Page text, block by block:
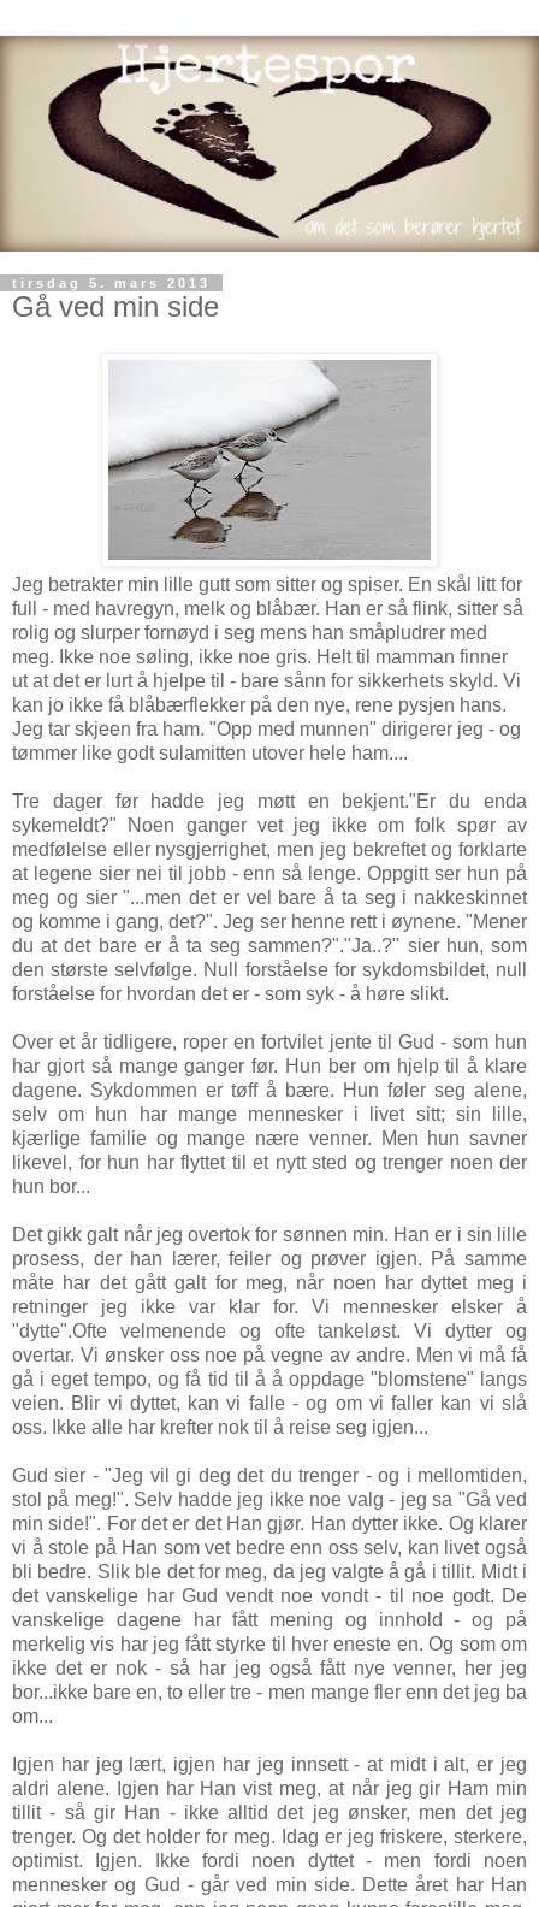
tirsdag 5. mars 2013
Gå ved min side
Jeg betrakter min lille gutt som sitter og spiser. En skål litt for
full - med havregyn, melk og blåbær. Han er så flink, sitter så
rolig og slurper fornøyd i seg mens han småpludrer med
meg. Ikke noe søling, ikke noe gris. Helt til mamman finner
ut at det er lurt å hjelpe til - bare sånn for sikkerhets skyld. Vi
kan jo ikke få blåbærflekker på den nye, rene pysjen hans.
Jeg tar skjeen fra ham. "Opp med munnen" dirigerer jeg - og
tømmer like godt sulamitten utover hele ham....
Tre dager før hadde jeg møtt en bekjent."Er du enda
sykemeldt?" Noen ganger vet jeg ikke om folk spør av
medfølelse eller nysgjerrighet, men jeg bekreftet og forklarte
at legene sier nei til jobb - enn så lenge. Oppgitt ser hun på
meg og sier "...men det er vel bare å ta seg i nakkeskinnet
og komme i gang, det?". Jeg ser henne rett i øynene. "Mener
du at det bare er å ta seg sammen?"."Ja..?" sier hun, som
den største selvfølge. Null forståelse for sykdomsbildet, null
forståelse for hvordan det er - som syk - å høre slikt.
Over et år tidligere, roper en fortvilet jente til Gud - som hun
har gjort så mange ganger før. Hun ber om hjelp til å klare
dagene. Sykdommen er tøff å bære. Hun føler seg alene,
selv om hun har mange mennesker i livet sitt; sin lille,
kjærlige familie og mange nære venner. Men hun savner
likevel, for hun har flyttet til et nytt sted og trenger noen der
hun bor...
Det gikk galt når jeg overtok for sønnen min. Han er i sin lille
prosess, der han lærer, feiler og prøver igjen. På samme
måte har det gått galt for meg, når noen har dyttet meg i
retninger jeg ikke var klar for. Vi mennesker elsker å
"dytte".Ofte velmenende og ofte tankeløst. Vi dytter og
overtar. Vi ønsker oss noe på vegne av andre. Men vi må få
gå i eget tempo, og få tid til å å oppdage "blomstene" langs
veien. Blir vi dyttet, kan vi falle - og om vi faller kan vi slå
oss.
Ikke alle har krefter nok til å reise seg igjen...
Gud sier - "Jeg vil gi deg det du trenger - og i mellomtiden,
stol på meg!". Selv hadde jeg ikke noe valg - jeg sa "Gå ved
min side!". For det er det Han gjør. Han dytter ikke. Og klarer
vi å stole på Han som vet bedre enn oss selv, kan livet også
bli bedre. Slik ble det for meg, da jeg valgte å gå i tillit. Midt i
det vanskelige har Gud vendt noe vondt - til noe godt. De
vanskelige dagene har fått mening og innhold - og på
merkelig vis har jeg fått styrke til hver eneste en. Og som om
ikke det er nok - så har jeg også fått nye venner, her jeg
bor...ikke bare en, to eller tre - men mange fler enn det jeg ba
om...
Igjen har jeg lært, igjen har jeg innsett - at midt i alt, er jeg
aldri alene. Igjen har Han vist meg, at når jeg gir Ham min
tillit - så gir Han - ikke alltid det jeg ønsker, men det jeg
trenger. Og det holder for meg. Idag er jeg friskere, sterkere,
optimist. Igjen. Ikke fordi noen dyttet - men fordi noen
mennesker og Gud - går ved min side. Dette året har Han